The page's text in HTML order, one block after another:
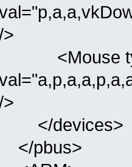
>
<Mouse
>
</devices>
</pbus>